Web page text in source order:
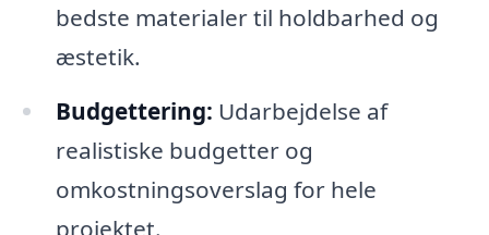
bedste materialer til holdbarhed og
æstetik.
Budgettering: Udarbejdelse af
realistiske budgetter og
omkostningsoverslag for hele
projektet.